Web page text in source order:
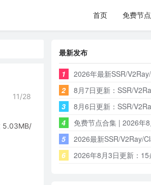
首页 免费节点
11/28
5.03MB/
最新发布
1
2026年最新SSR/
2
8月7日更新：SSR/
3
8月6日更新：SSR/
4
免费节点合集 | 2026年
5
2026最新SSR/V2Ray/
6
2026年8月3日更新：15